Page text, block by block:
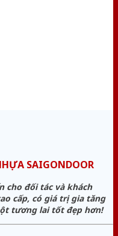
SAIGONDOOR
cho đối tác và khách
cấp, có giá trị gia tăng
tương lai tốt đẹp hơn!